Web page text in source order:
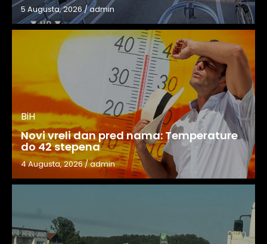
5 Augusta, 2026/admin
BiH
Novi vreli dan pred nama: Temperature
do 42 stepena
4 Augusta, 2026/admin